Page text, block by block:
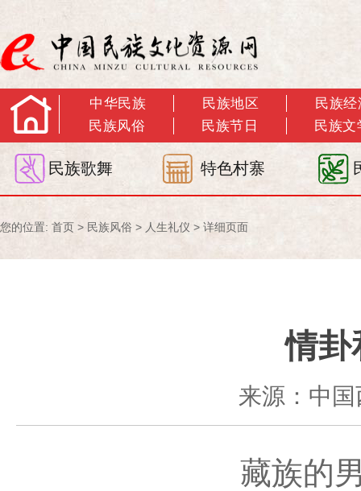
中华民族 民族地区
民族经
民族风俗
民族节日 民族文
民族歌舞 特色村寨
您的位置: 首页 > 民族风俗 > 人生礼仪 > 详细页面
情
来源：中
藏族的男